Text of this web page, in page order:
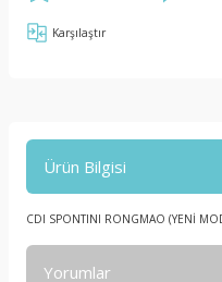
Karşılaştır
Ürün Bilgisi
CDI SPONTINI RONGMAO (YENİ
Yorumlar